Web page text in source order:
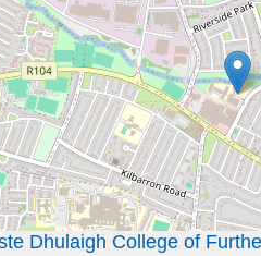
Dhulaigh College of